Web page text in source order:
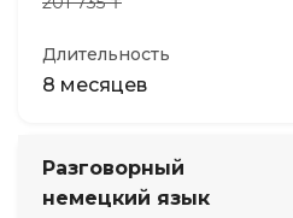
Длительность
8 месяцев
Разговорный
немецкий язык